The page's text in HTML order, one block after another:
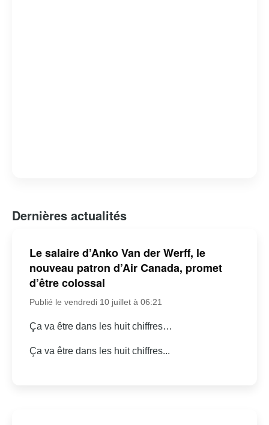
Dernières actualités
Le salaire d’Anko Van der Werff, le
nouveau patron d’Air Canada, promet
d’être colossal
Publié le vendredi 10 juillet à 06:21
Ça va être dans les huit chiffres…
Ça va être dans les huit chiffres...